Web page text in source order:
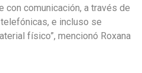
con comunicación, a través de
e incluso se
físico”, mencionó Roxana